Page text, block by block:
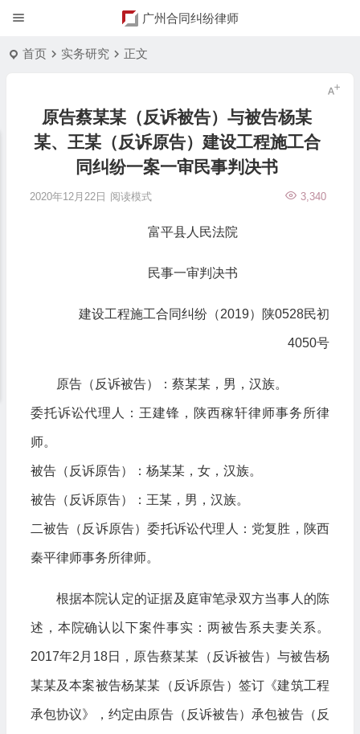
广州合同纠纷律师
首页 实务研究 正文
原告蔡某某（反诉被告）与被告杨某
某、王某（反诉原告）建设工程施工合
同纠纷一案一审民事判决书
2020年12月22日 3,340
阅读模式
富平县人民法院
民事一审判决书
建设工程施工合同纠纷（2019）陕0528民初
4050号
原告（反诉被告）：蔡某某，男，汉族。
委托诉讼代理人：王建锋，陕西稼轩律师事务所律
师。
被告（反诉原告）：杨某某，女，汉族。
被告（反诉原告）：王某，男，汉族。
二被告（反诉原告）委托诉讼代理人：党复胜，陕西
秦平律师事务所律师。
根据本院认定的证据及庭审笔录双方当事人的陈
述，本院确认以下案件事实：两被告系夫妻关系。
2017年2月18日，原告蔡某某（反诉被告）与被告杨
某某及本案被告杨某某（反诉原告）签订《建筑工程
承包协议》，约定由原告（反诉被告）承包被告（反